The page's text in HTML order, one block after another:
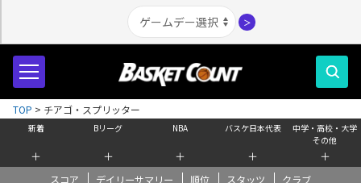
＞
新着
＋
Bリーグ
＋
NBA
＋
バスケ日本代表
＋
中学・高校・大学
その他
＋
スコア デイリーサマリー 順位 スタッツ クラブ
TOP > チアゴ・スプリッター